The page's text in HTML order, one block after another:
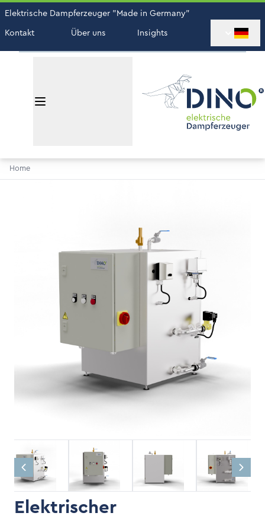
Elektrische Dampferzeuger "Made in Germany"
Kontakt
Über uns Insights
Home
Elektrischer